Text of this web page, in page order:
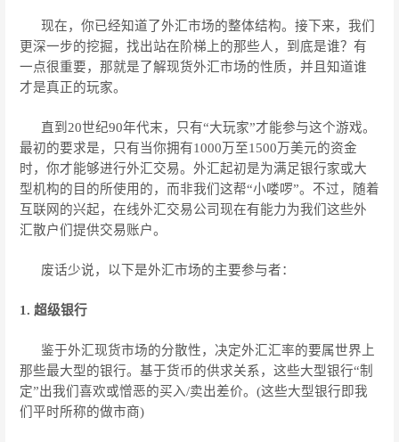
现在，你已经知道了外汇市场的整体结构。接下来，我们
更深一步的挖掘，找出站在阶梯上的那些人，到底是谁？有
一点很重要，那就是了解现货外汇市场的性质，并且知道谁
才是真正的玩家。
直到20世纪90年代末，只有“大玩家”才能参与这个游戏。
最初的要求是，只有当你拥有1000万至1500万美元的资金
时，你才能够进行外汇交易。外汇起初是为满足银行家或大
型机构的目的所使用的，而非我们这帮“小喽啰”。不过，随着
互联网的兴起，在线外汇交易公司现在有能力为我们这些外
汇散户们提供交易账户。
废话少说，以下是外汇市场的主要参与者：
1. 超级银行
鉴于外汇现货市场的分散性，决定外汇汇率的要属世界上
那些最大型的银行。基于货币的供求关系，这些大型银行“制
定”出我们喜欢或憎恶的买入/卖出差价。(这些大型银行即我
们平时所称的做市商)